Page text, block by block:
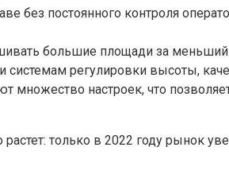
без постоянного контроля
большие площади за
регулировки высоты,
множество настроек, что
только в 2022 году рынок